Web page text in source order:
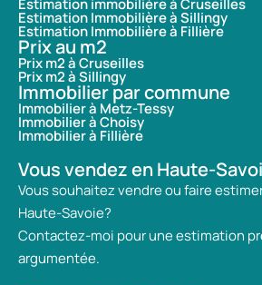
Estimation immobilière à Cruseilles
Estimation Immobilière à Sillingy
Estimation Immobilière à Fillière
Prix au m2
Prix m2 à Cruseilles
Prix m2 à Sillingy
Immobilier par commune
Immobilier à Metz-Tessy
Immobilier à Choisy
Immobilier à Fillière
Vous vendez en Haute-
Vous souhaitez vendre ou faire
Haute-Savoie?
Contactez-moi pour une estimation
argumentée.